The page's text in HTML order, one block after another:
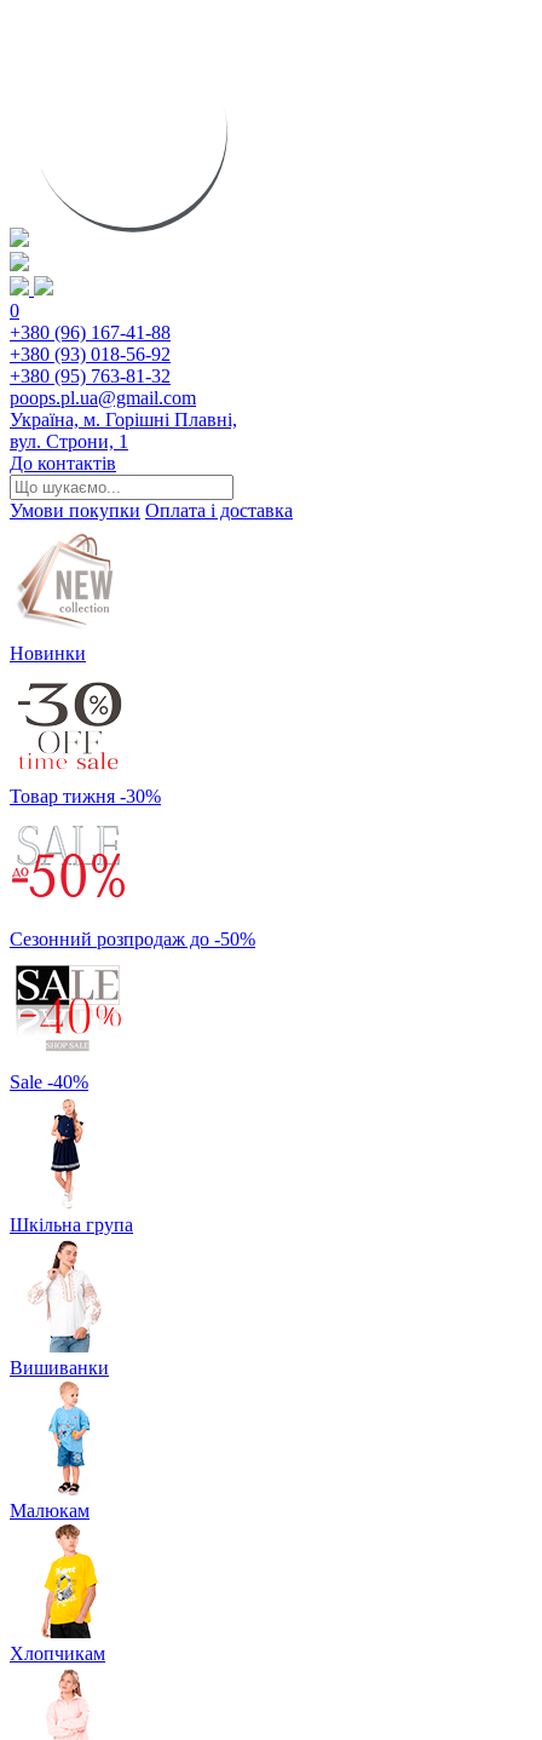
0
+380 (96) 167-41-88
+380 (93) 018-56-92
+380 (95) 763-81-32
poops.pl.ua@gmail.com
Україна, м. Горішні Плавні,
вул. Строни, 1
До контактів
Умови покупки Оплата і доставка
Новинки
Товар тижня -30%
Сезонний розпродаж до -50%
Sale -40%
Шкільна група
Вишиванки
Малюкам
Хлопчикам